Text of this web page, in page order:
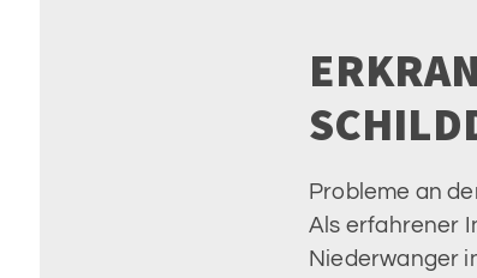
Probleme an
Als erfahrener
Niederwanger